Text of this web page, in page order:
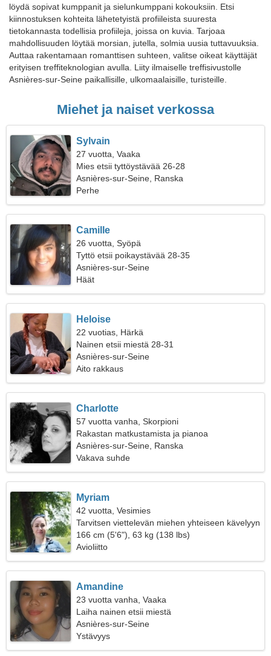
löydä sopivat kumppanit ja sielunkumppani kokouksiin. Etsi
kiinnostuksen kohteita lähetetyistä profiileista suuresta
tietokannasta todellisia profiileja, joissa on kuvia. Tarjoaa
mahdollisuuden löytää morsian, jutella, solmia uusia tuttavuuksia.
Auttaa rakentamaan romanttisen suhteen, valitse oikeat käyttäjät
erityisen treffiteknologian avulla. Liity ilmaiselle treffisivustolle
Asnières-sur-Seine paikallisille, ulkomaalaisille, turisteille.
Miehet ja naiset verkossa
Sylvain
27 vuotta, Vaaka
Mies etsii tyttöystävää 26-28
Asnières-sur-Seine, Ranska
Perhe
Camille
26 vuotta, Syöpä
Tyttö etsii poikaystävää 28-35
Asnières-sur-Seine
Häät
Heloise
22 vuotias, Härkä
Nainen etsii miestä 28-31
Asnières-sur-Seine
Aito rakkaus
Charlotte
57 vuotta vanha, Skorpioni
Rakastan matkustamista ja pianoa
Asnières-sur-Seine, Ranska
Vakava suhde
Myriam
42 vuotta, Vesimies
Tarvitsen viettelevän miehen yhteiseen kävelyyn
166 cm (5'6"), 63 kg (138 lbs)
Avioliitto
Amandine
23 vuotta vanha, Vaaka
Laiha nainen etsii miestä
Asnières-sur-Seine
Ystävyys